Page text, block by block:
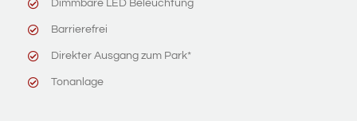
Dimmbare LED Beleuchtung
Barrierefrei
Direkter Ausgang zum Park*
Tonanlage